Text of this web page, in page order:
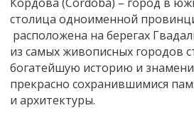
столица одноименной
расположена на берегах
из самых живописных городов
богатейшую историю и
прекрасно сохранившимися
и архитектуры.